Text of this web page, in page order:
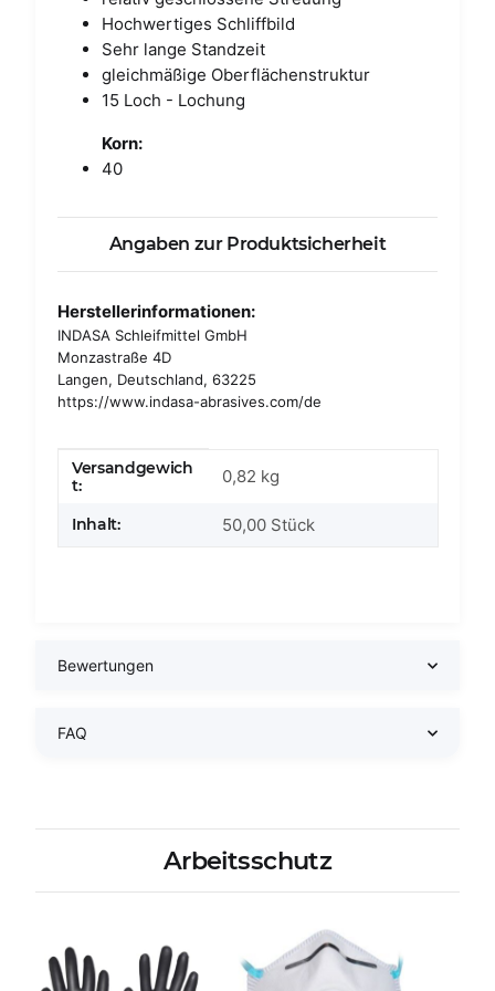
Hochwertiges Schliffbild
Sehr lange Standzeit
gleichmäßige Oberflächenstruktur
15 Loch - Lochung
Korn:
40
Angaben zur Produktsicherheit
Herstellerinformationen:
INDASA Schleifmittel GmbH
Monzastraße 4D
Langen, Deutschland, 63225
https://www.indasa-abrasives.com/de
Produkteigenschaft
Wert
Versandgewich
t:
0,82 kg
Inhalt: 50,00 Stück
Bewertungen
FAQ
Arbeitsschutz